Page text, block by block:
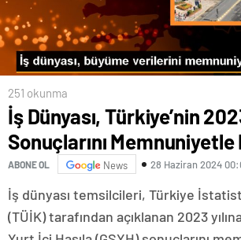
251 okunma
İş Dünyası, Türkiye’nin
Sonuçlarını Memnuniyetle
ABONE OL News 28 Haziran 2024
İş dünyası temsilcileri, Türkiye
(TÜİK) tarafından açıklanan 2023